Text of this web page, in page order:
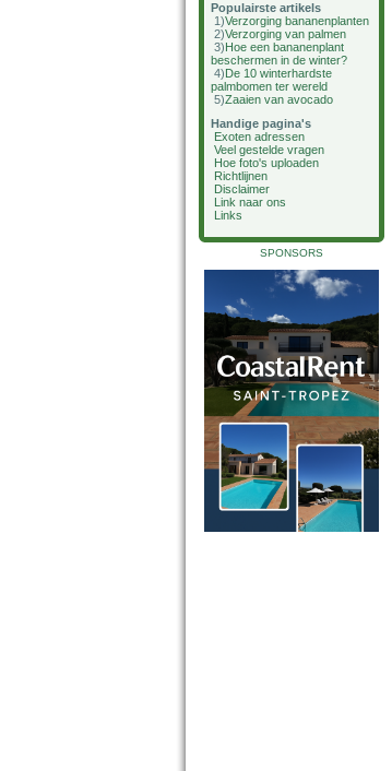
Populairste artikels
1)Verzorging bananenplanten
2)Verzorging van palmen
3)Hoe een bananenplant
beschermen in de winter?
4)De 10 winterhardste
palmbomen ter wereld
5)Zaaien van avocado
Handige pagina's
Exoten adressen
Veel gestelde vragen
Hoe foto's uploaden
Richtlijnen
Disclaimer
Link naar ons
Links
SPONSORS